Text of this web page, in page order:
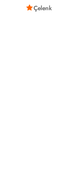
Çelenk